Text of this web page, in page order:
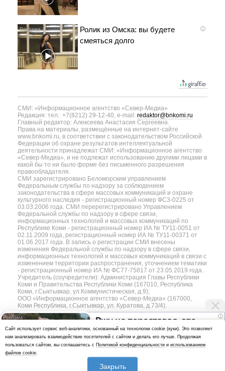
i
Ролик из Омска: вы будете
смеяться долго
СМИ: «Информационное агентство «Север-Медиа»
Редакция: тел.: +7(8212) 29-12-40, e-mail: redaktor@bnkomi.ru
Главный редактор: Алексеева Анастасия Сергеевна.
Права на материалы, размещённые на интернет-сайте
www.bnkomi.ru, в соответствии с законодательством Российской
Федерации об охране результатов интеллектуальной
деятельности принадлежат СМИ: «Информационное агентство
«Север-Медиа», и не подлежат использованию другими лицами в
какой бы то ни было форме без письменного разрешения
правообладателя.
СМИ зарегистрировано Беломорским управлением
Федеральным службы по надзору за соблюдением
законодательства в сфере массовых коммуникаций и охране
культурного наследия - регистрационный номер ФС3-0225 от
03.03.2006 года. СМИ перерегистрировано Управлением
Федеральной службы по надзору в сфере связи,
информационных технологий и массовых коммуникаций по
Республике Коми - регистрационный номер ИА № ТУ11-0051 от
02.11.2009 года, регистрационный номер ИА № ТУ11-00371 от
01.06.2017 года. В запись о регистрации СМИ внесены
изменения Федеральной службы по надзору в сфере связи,
информационных технологий и массовых коммуникаций в связи с
изменением территории распространения, уточнением тематики
- регистрационный номер ИА № ФС77-75817 от 23.05.2019 года.
Учредитель (соучредители): Администрация Главы Республики
Коми и Правительства Республики Коми (167010, Республика
Коми, г.Сыктывкар, ул.Коммунистическая, д.9);
ООО «Информационное агентство «Север-Медиа» (167000,
Коми Республика, г.Сыктывкар, ул. Куратова, д.73/4).
Разработка сайта — web-студия «Цифровой Век»
i
Ржу не переставая, это
видео пересмотришь не
раз
Политика
конфиденциальности
Использование аналитики и файлов куки
Cайт использует сервис веб-аналитики, основанный на технологии cookie (куки). Это позволяет
нам анализировать взаимодействие посетителей с сайтом и делать его лучше. Продолжая
пользоваться сайтом, вы соглашаетесь с Политикой конфиденциальности и использованием
файлов cookie.
Закрыть